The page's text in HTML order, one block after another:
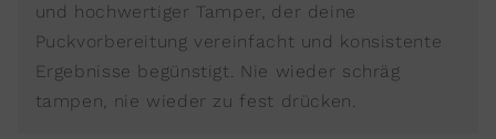
und hochwertiger Tamper, der deine
Puckvorbereitung vereinfacht und konsistente
Ergebnisse begünstigt. Nie wieder schräg
tampen, nie wieder zu fest drücken.